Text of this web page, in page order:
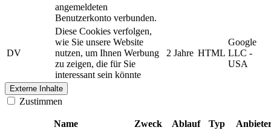
angemeldeten
Benutzerkonto verbunden.
DV
Diese Cookies verfolgen,
wie Sie unsere Website
nutzen, um Ihnen Werbung
zu zeigen, die für Sie
interessant sein könnte
2 Jahre HTML
Google
LLC -
USA
Externe Inhalte
Zustimmen
Name Zweck Ablauf Typ